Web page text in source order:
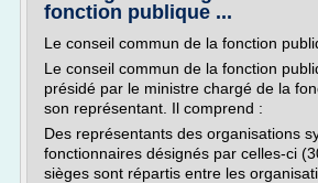
fonction publique ...
Le conseil commun de la fonction
Le conseil commun de la fonction
présidé par le ministre chargé de la
son représentant. Il comprend :
Des représentants des organisations
fonctionnaires désignés par celles-ci
sièges sont répartis entre les